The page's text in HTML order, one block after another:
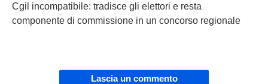
Cgil incompatibile: tradisce gli elettori e resta
componente di commissione in un concorso regionale
Lascia un commento